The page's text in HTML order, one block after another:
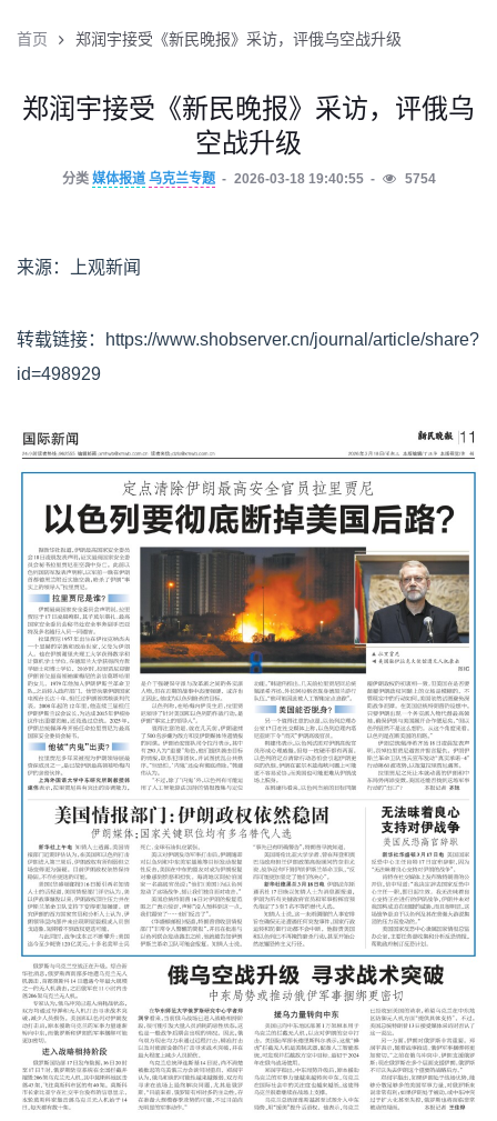
首页 郑润宇接受《新民晚报》采访，评俄乌空战升级
郑润宇接受《新民晚报》采访，评俄乌
空战升级
分类 媒体报道 乌克兰专题 2026-03-18 19:40:55 5754
来源：上观新闻
转载链接：https://www.shobserver.cn/journal/article/share?
id=498929